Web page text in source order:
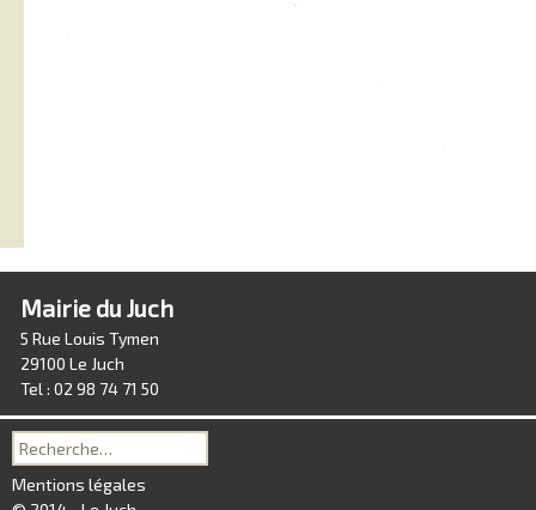
Mairie du Juch
5 Rue Louis Tymen
29100 Le Juch
Tel : 02 98 74 71 50
Recherche
pour :
Mentions légales